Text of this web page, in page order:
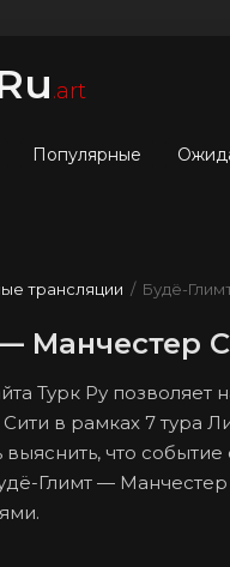
.art
Популярные
трансляции / Будё-
Манчестер
Турк Ру
в рамках 7 тура
что
Глимт —